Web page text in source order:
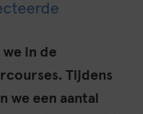
in de
Tijdens
we een aantal